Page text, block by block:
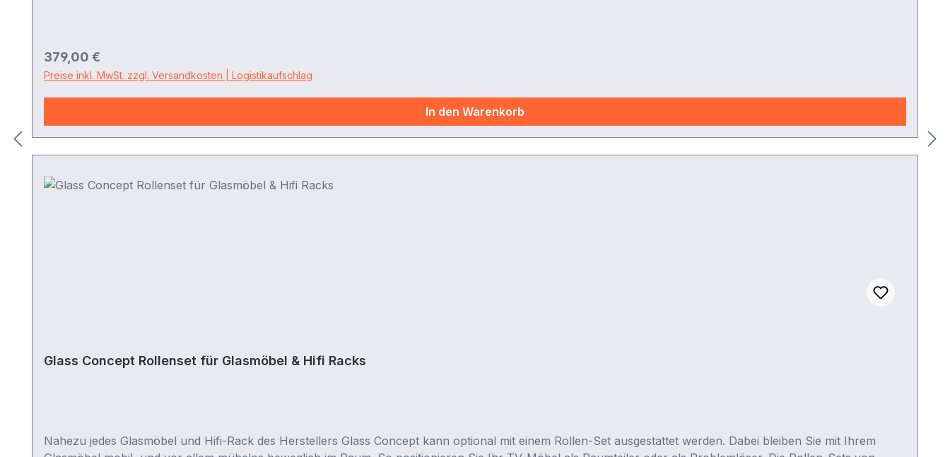
Regulärer Preis:
379,00 €
Preise inkl. MwSt. zzgl. Versandkosten | Logistikaufschlag
In den Warenkorb
Glass Concept Rollenset für Glasmöbel & Hifi Racks
Nahezu jedes Glasmöbel und Hifi-Rack des Herstellers Glass Concept kann optional mit einem Rollen-Set ausgestattet werden. Dabei bleiben Sie mit Ihrem